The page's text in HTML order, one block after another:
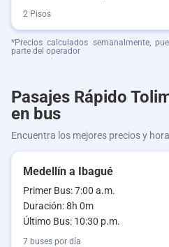
2 Pisos
*Precios calculados semanalmente,
parte del operador
Pasajes Rápido
en bus
Encuentra los mejores precios y
Medellín a Ibagué
Primer Bus: 7:00 a.m.
Duración: 8h 0m
Último Bus: 10:30 p.m.
7 buses por día